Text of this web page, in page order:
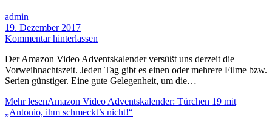
admin
19. Dezember 2017
Kommentar hinterlassen
Der Amazon Video Adventskalender versüßt uns derzeit die
Vorweihnachtszeit. Jeden Tag gibt es einen oder mehrere Filme bzw.
Serien günstiger. Eine gute Gelegenheit, um die…
Mehr lesenAmazon Video Adventskalender: Türchen 19 mit
„Antonio, ihm schmeckt’s nicht!“